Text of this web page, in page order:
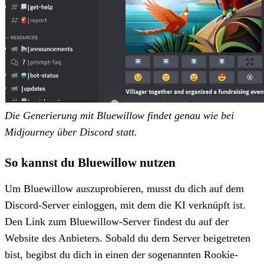
Die Generierung mit Bluewillow findet genau wie bei
Midjourney über Discord statt.
So kannst du Bluewillow nutzen
Um Bluewillow auszuprobieren, musst du dich auf dem
Discord-Server einloggen, mit dem die KI verknüpft ist.
Den Link zum Bluewillow-Server findest du auf der
Website des Anbieters. Sobald du dem Server beigetreten
bist, begibst du dich in einen der sogenannten Rookie-